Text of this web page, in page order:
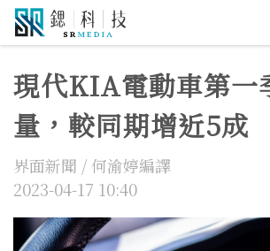
現代KIA電動車第一
量，較同期增近5成
界面新聞 / 何渝婷編譯
2023-04-17 10:40